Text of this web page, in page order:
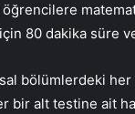
için 80 dakika süre
bölümlerdeki
bir alt testine ait